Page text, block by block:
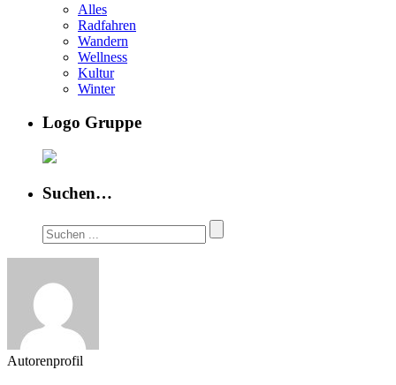
Alles
Radfahren
Wandern
Wellness
Kultur
Winter
Logo Gruppe
Suchen…
Autorenprofil